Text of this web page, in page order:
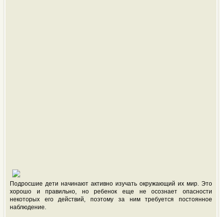
Подросшие дети начинают активно изучать окружающий их мир. Это
хорошо и правильно, но ребенок еще не осознает опасности
некоторых его действий, поэтому за ним требуется постоянное
наблюдение.